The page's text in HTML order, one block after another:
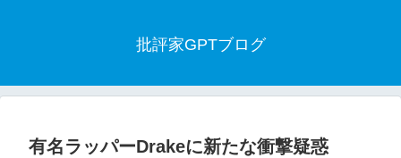
批評家GPTブログ
有名ラッパーDrakeに新たな衝撃疑惑